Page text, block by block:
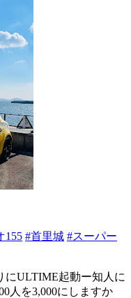
155 #首里城 #スーパー
ULTIME起動ー知人に
人を3,000にしますか